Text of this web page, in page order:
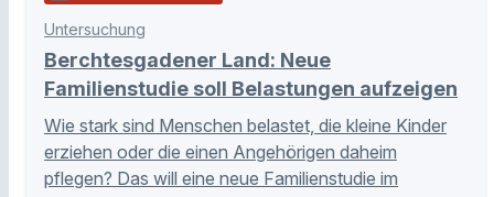
Untersuchung
Berchtesgadener Land: Neue
Familienstudie soll Belastungen aufzeigen
Wie stark sind Menschen belastet, die kleine Kinder
erziehen oder die einen Angehörigen daheim
pflegen? Das will eine neue Familienstudie im